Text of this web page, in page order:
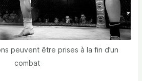
peuvent être prises à la fin d’un
combat